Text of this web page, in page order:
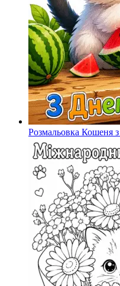
Розмальовка Кошеня